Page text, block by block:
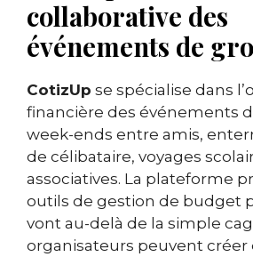
collaborative des
événements de
CotizUp se spécialise dans
financière des événements
week-ends entre amis,
de célibataire, voyages
associatives. La plateforme
outils de gestion de budget
vont au-delà de la simple
organisateurs peuvent créer